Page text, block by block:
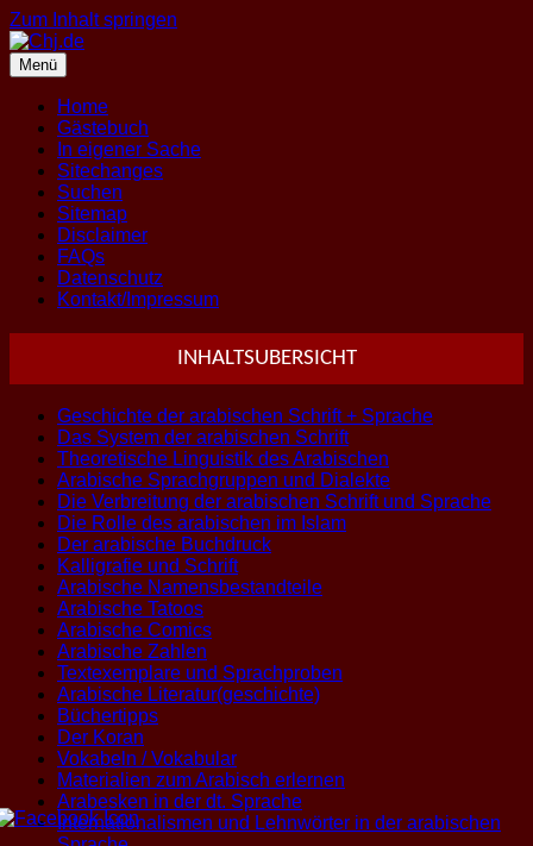
Zum Inhalt springen
Menü
Home
Gästebuch
In eigener Sache
Sitechanges
Suchen
Sitemap
Disclaimer
FAQs
Datenschutz
Kontakt/Impressum
INHALTSUBERSICHT
Geschichte der arabischen Schrift + Sprache
Das System der arabischen Schrift
Theoretische Linguistik des Arabischen
Arabische Sprachgruppen und Dialekte
Die Verbreitung der arabischen Schrift und Sprache
Die Rolle des arabischen im Islam
Der arabische Buchdruck
Kalligrafie und Schrift
Arabische Namensbestandteile
Arabische Tatoos
Arabische Comics
Arabische Zahlen
Textexemplare und Sprachproben
Arabische Literatur(geschichte)
Büchertipps
Der Koran
Vokabeln / Vokabular
Materialien zum Arabisch erlernen
Arabesken in der dt. Sprache
Internationalismen und Lehnwörter in der arabischen